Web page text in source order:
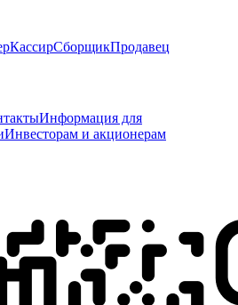
КассирСборщикПродавец
Информация для
Инвесторам и акционерам